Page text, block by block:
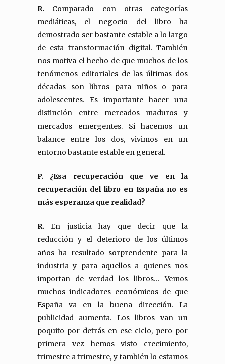
R. Comparado con otras categorías
mediáticas, el negocio del libro ha
demostrado ser bastante estable a lo largo
de esta transformación digital. También
nos motiva el hecho de que muchos de los
fenómenos editoriales de las últimas dos
décadas son libros para niños o para
adolescentes. Es importante hacer una
distinción entre mercados maduros y
mercados emergentes. Si hacemos un
balance entre los dos, vivimos en un
entorno bastante estable en general.
P.
¿Esa recuperación que ve en la
recuperación del libro en España no es
más esperanza que realidad?
R. En justicia hay que decir que la
reducción y el deterioro de los últimos
años ha resultado sorprendente para la
industria y para aquellos a quienes nos
importan de verdad los libros… Vemos
muchos indicadores económicos de que
España va en la buena dirección. La
publicidad aumenta. Los libros van un
poquito por detrás en ese ciclo, pero por
primera vez hemos visto crecimiento,
trimestre a trimestre, y también lo estamos